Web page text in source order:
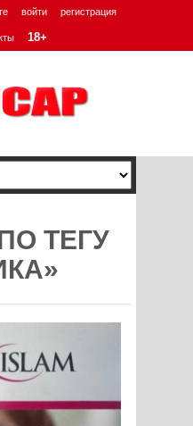
войти регистрация
18+
ТЕГУ